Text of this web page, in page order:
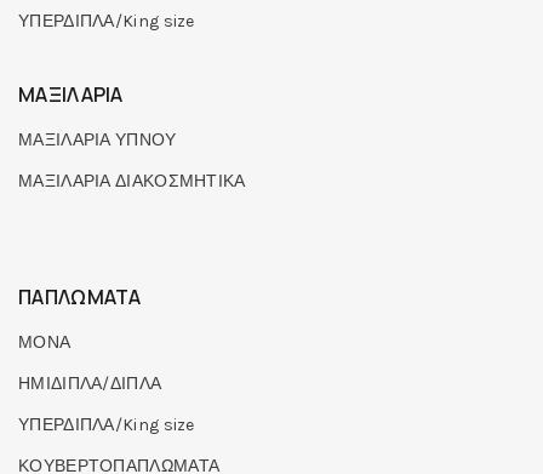
ΥΠΕΡΔΙΠΛΑ/King size
ΜΑΞΙΛΑΡΙΑ
ΜΑΞΙΛΑΡΙΑ ΥΠΝΟΥ
ΜΑΞΙΛΑΡΙΑ ΔΙΑΚΟΣΜΗΤΙΚΑ
ΠΑΠΛΩΜΑΤΑ
ΜΟΝΑ
ΗΜΙΔΙΠΛΑ/ΔΙΠΛΑ
ΥΠΕΡΔΙΠΛΑ/King size
ΚΟΥΒΕΡΤΟΠΑΠΛΩΜΑΤΑ